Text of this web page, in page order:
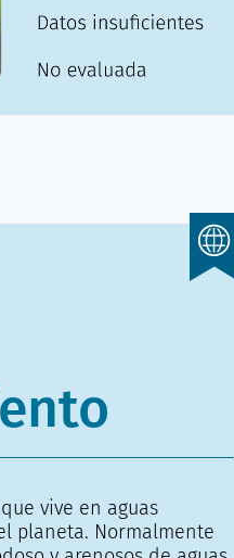
vive en aguas
planeta. Normalmente